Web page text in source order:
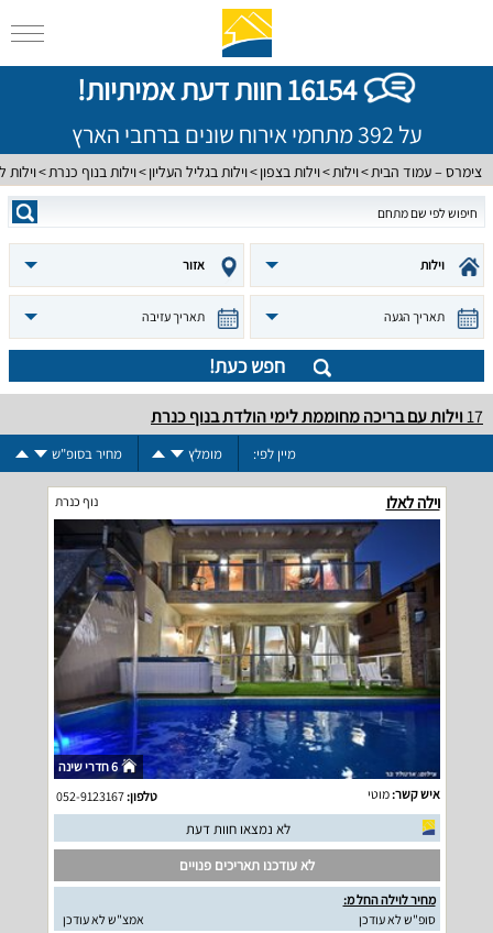
16154 חוות דעת אמיתיות!
על 392 מתחמי אירוח שונים ברחבי הארץ
צימרס – עמוד הבית וילות וילות בצפון וילות בגליל העליון וילות בנוף כנרת וילות
וילות אזור
תאריך הגעה תאריך עזיבה
חפש כעת!
17וילות עם בריכה מחוממת לימי הולדת בנוף כנרת
מיין לפי: מומלץ מחיר בסופ"ש
וילה לאלו נוף כנרת
6 חדרי שינה
איש קשר:מוטי טלפון:052-9123167
לא נמצאו חוות דעת
לא עודכנו תאריכים פנויים
מחיר לוילה החל מ:
סופ"ש לא עודכן
אמצ"ש לא עודכן